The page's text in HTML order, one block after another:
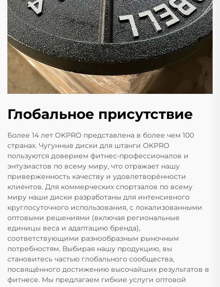
Глобальное присутствие
Более 14 лет OKPRO представлена в более чем 100
странах. Чугунные диски для штанги OKPRO
пользуются доверием фитнес-профессионалов и
энтузиастов по всему миру, что отражает нашу
приверженность качеству и удовлетворённости
клиентов. Для коммерческих спортзалов по всему
миру наши диски разработаны для интенсивного
круглосуточного использования, с локализованными
оптовыми решениями (включая региональные
единицы веса и адаптацию бренда),
соответствующими разнообразным рыночным
потребностям. Выбирая нашу продукцию, вы
становитесь частью глобального сообщества,
посвящённого достижению высочайших результатов в
фитнесе. Мы предлагаем гибкие услуги оптовой